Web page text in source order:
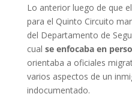
Lo anterior luego de que
para el Quinto Circuito
del Departamento de
cual se enfocaba en
orientaba a oficiales
varios aspectos de un
indocumentado.